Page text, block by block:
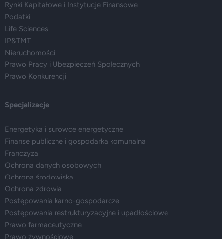
Rynki Kapitałowe i Instytucje Finansowe
Podatki
Life Sciences
IP&TMT
Nieruchomości
Prawo Pracy i Ubezpieczeń Społecznych
Prawo Konkurencji
Specjalizacje
Energetyka i surowce energetyczne
Finanse publiczne i gospodarka komunalna
Franczyza
Ochrona danych osobowych
Ochrona środowiska
Ochrona zdrowia
Postępowania karno-gospodarcze
Postępowania restrukturyzacyjne i upadłościowe
Prawo farmaceutyczne
Prawo żywnościowe